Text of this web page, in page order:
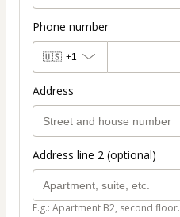
Phone number
🇺🇸 +1
Address
Address line 2 (optional)
E.g.: Apartment B2, second floor.